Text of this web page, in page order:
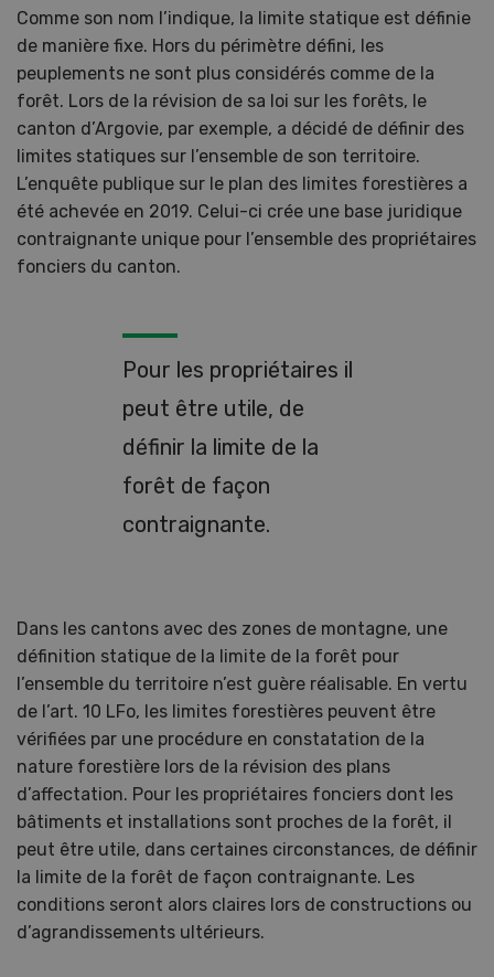
Comme son nom l’indique, la limite statique est définie
de manière fixe. Hors du périmètre défini, les
peuplements ne sont plus considérés comme de la
forêt. Lors de la révision de sa loi sur les forêts, le
canton d’Argovie, par exemple, a décidé de définir des
limites statiques sur l’ensemble de son territoire.
L’enquête publique sur le plan des limites forestières a
été achevée en 2019. Celui-ci crée une base juridique
contraignante unique pour l’ensemble des propriétaires
fonciers du canton.
Pour les propriétaires il
peut être utile, de
définir la limite de la
forêt de façon
contraignante.
Dans les cantons avec des zones de montagne, une
définition statique de la limite de la forêt pour
l’ensemble du territoire n’est guère réalisable. En vertu
de l’art. 10 LFo, les limites forestières peuvent être
vérifiées par une procédure en constatation de la
nature forestière lors de la révision des plans
d’affectation. Pour les propriétaires fonciers dont les
bâtiments et installations sont proches de la forêt, il
peut être utile, dans certaines circonstances, de définir
la limite de la forêt de façon contraignante. Les
conditions seront alors claires lors de constructions ou
d’agrandissements ultérieurs.